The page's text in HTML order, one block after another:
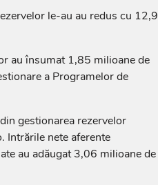
le-au au redus cu 12,9
au însumat 1,85 milioane de
a Programelor de
gestionarea rezervelor
Intrările nete aferente
au adăugat 3,06 milioane de